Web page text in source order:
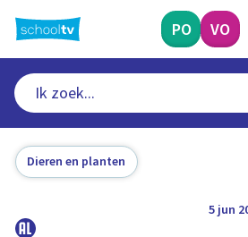
naar
hoofdinhoud
PO VO
Dieren en planten
5 jun